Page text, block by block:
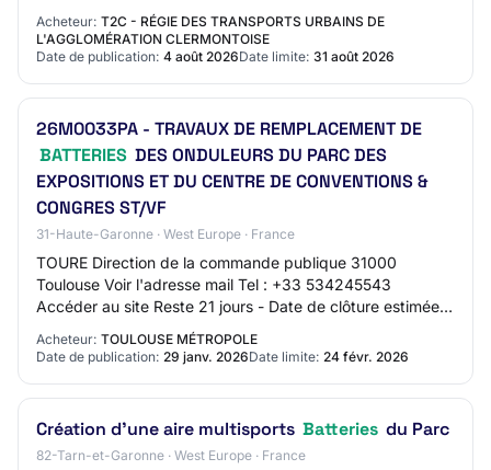
Régie EPIC Lot N° 1 - Déchets u…
Acheteur: T2C - RÉGIE DES TRANSPORTS URBAINS DE
L'AGGLOMÉRATION CLERMONTOISE
Date de publication: 4 août 2026Date limite: 31 août 2026
26M0033PA - TRAVAUX DE REMPLACEMENT DE
BATTERIES DES ONDULEURS DU PARC DES
EXPOSITIONS ET DU CENTRE DE CONVENTIONS &
CONGRES ST/VF
31-Haute-Garonne · West Europe · France
TOURE Direction de la commande publique 31000
Toulouse Voir l'adresse mail Tel : +33 534245543
Accéder au site Reste 21 jours - Date de clôture estimée :
24/02/2026 Accès au DCE Secteurs d'activité T…
Acheteur: TOULOUSE MÉTROPOLE
Date de publication: 29 janv. 2026Date limite: 24 févr. 2026
Création d'une aire multisports Batteries du Parc
82-Tarn-et-Garonne · West Europe · France